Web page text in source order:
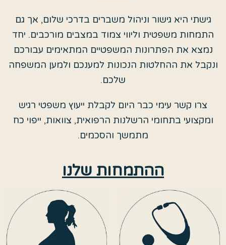
גישתי היא גישור וניהול משברים בדרכי שלום, אך גם
התמחות משפטית וליווי צמוד במצבים מורכבים. יחד
נמצא את הפתרונות המשפטיים המתאימים עבורכם
ונקבל את ההחלטות הנכונות למענכם ולמען המשפחה
שלכם.
צרו קשר עימי כבר היום לקבלת ייעוץ משפטי רגיש
ומקצועי בתחומי הרשלנות הרפואית, צוואות, ייפוי כח
מתמשך והסכמים.
ההתמחות שלנו